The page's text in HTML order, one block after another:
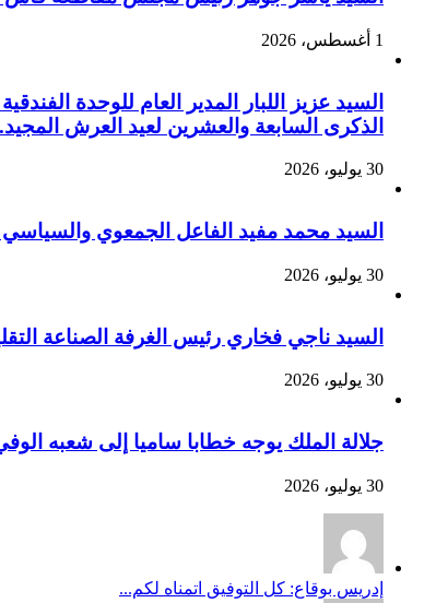
1 أغسطس، 2026
السيد عزيز اللبار المدير العام للوحدة
الذكرى السابعة والعشرين لعيد العرش المجيد.
30 يوليو، 2026
السيد محمد مفيد الفاعل الجمعوي والسياسي بفاس
30 يوليو، 2026
السيد ناجي فخاري رئيس الغرفة الصناعة التقليدية
30 يوليو، 2026
جلالة الملك يوجه خطابا ساميا إلى شعبه
30 يوليو، 2026
إدريس بوقاع: كل التوفيق اتمناه لكم...